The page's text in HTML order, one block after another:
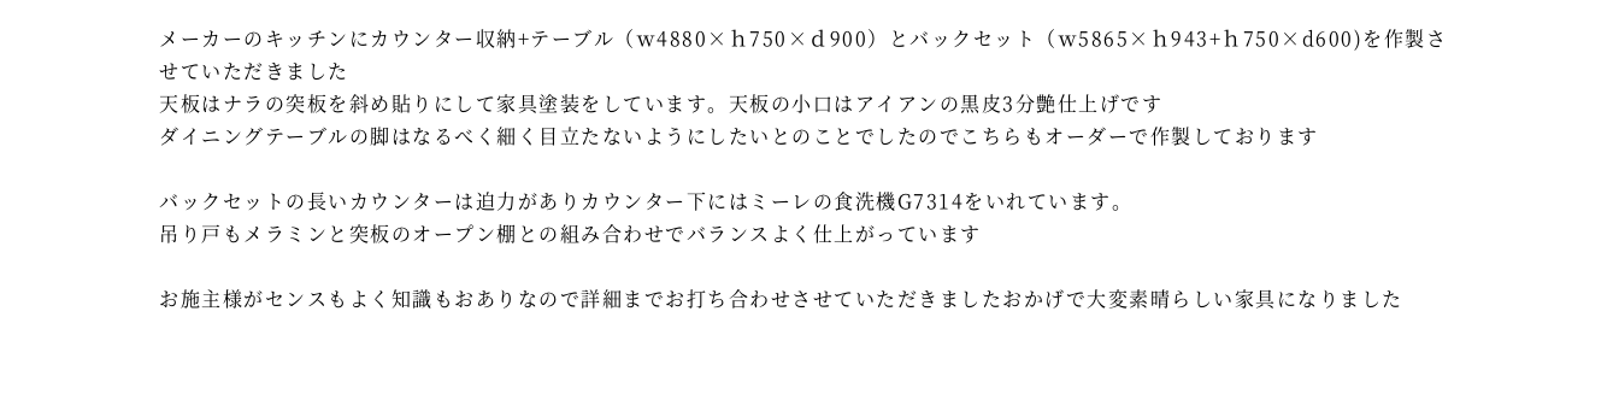
メーカーのキッチンにカウンター収納+テーブル（ｗ4880×ｈ750×ｄ900）とバックセット（ｗ5865×ｈ943+ｈ750×d600)を作製さ
せていただきました
天板はナラの突板を斜め貼りにして家具塗装をしています。天板の小口はアイアンの黒皮3分艶仕上げです
ダイニングテーブルの脚はなるべく細く目立たないようにしたいとのことでしたのでこちらもオーダーで作製しております
バックセットの長いカウンターは迫力がありカウンター下にはミーレの食洗機G7314をいれています。
吊り戸もメラミンと突板のオープン棚との組み合わせでバランスよく仕上がっています
お施主様がセンスもよく知識もおありなので詳細までお打ち合わせさせていただきましたおかげで大変素晴らしい家具になりました